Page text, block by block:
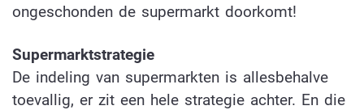
ongeschonden de supermarkt doorkomt!
Supermarktstrategie
De indeling van supermarkten is allesbehalve
toevallig, er zit een hele strategie achter. En die